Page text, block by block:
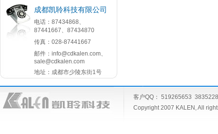
成都凯聆科技有限公司
电话：87434868、
87441667、87434870
传真：028-87441667
邮件：info@cdkalen.com、
sale@cdkalen.com
地址：成都市少陵东街1号
客户QQ： 519265653
Copyright 2007 KALEN, All